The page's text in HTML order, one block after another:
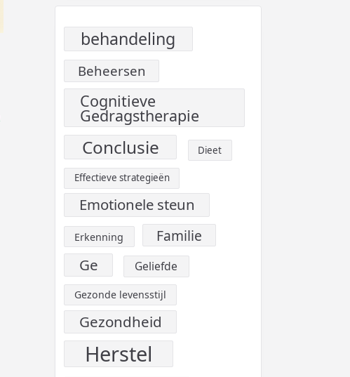
behandeling
Beheersen
Cognitieve
Gedragstherapie
Conclusie Dieet
Effectieve strategieën
Emotionele steun
Erkenning Familie
Ge Geliefde
Gezonde levensstijl
Gezondheid
Herstel